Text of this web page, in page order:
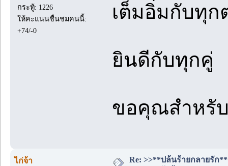
กระทู้: 1226
ให้คะแนนชื่นชมคนนี้:
+74/-0
เต็มอิ่มกับทุก
ยินดีกับทุกคู่
ขอคุณสำหรับ
ไก่จ้า
Re: >>**ปล้นร้ายกลายรัก